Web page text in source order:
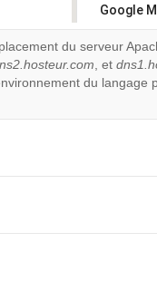
Google
Do you
own this
du serveur
, et
du langage